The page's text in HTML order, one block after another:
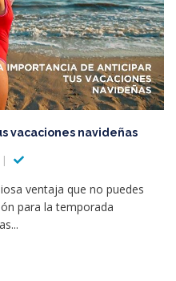
vacaciones navideñas
ventaja que no puedes
para la temporada